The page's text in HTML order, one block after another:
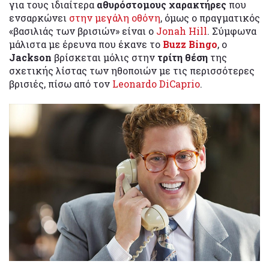
για τους ιδιαίτερα αθυρόστομους χαρακτήρες που
ενσαρκώνει στην μεγάλη οθόνη, όμως ο πραγματικός
«βασιλιάς των βρισιών» είναι ο Jonah Hill. Σύμφωνα
μάλιστα με έρευνα που έκανε το Buzz Bingo, ο
Jackson βρίσκεται μόλις στην τρίτη θέση της
σχετικής λίστας των ηθοποιών με τις περισσότερες
βρισιές, πίσω από τον Leonardo DiCaprio.